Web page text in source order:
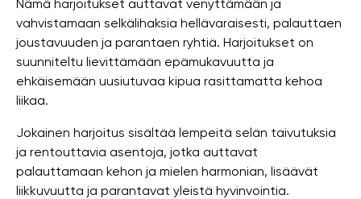
Nämä harjoitukset auttavat venyttämään ja
vahvistamaan selkälihaksia hellävaraisesti, palauttaen
joustavuuden ja parantaen ryhtiä. Harjoitukset on
suunniteltu lievittämään epämukavuutta ja
ehkäisemään uusiutuvaa kipua rasittamatta kehoa
liikaa.
Jokainen harjoitus sisältää lempeitä selän taivutuksia
ja rentouttavia asentoja, jotka auttavat
palauttamaan kehon ja mielen harmonian, lisäävät
liikkuvuutta ja parantavat yleistä hyvinvointia.